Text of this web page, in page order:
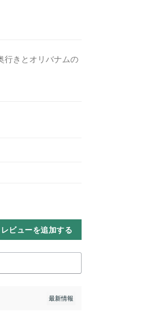
行きとオリバナムの
レビューを追加する